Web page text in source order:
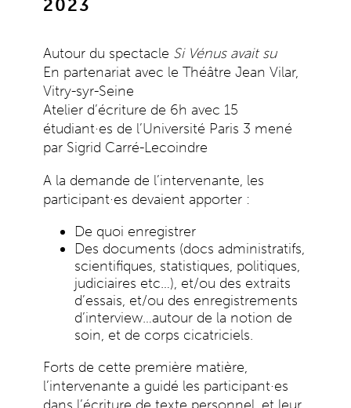
2023
Autour du spectacle Si Vénus avait su
En partenariat avec le Théâtre Jean Vilar,
Vitry-syr-Seine
Atelier d’écriture de 6h avec 15
étudiant·es de l’Université Paris 3 mené
par Sigrid Carré-Lecoindre
A la demande de l’intervenante, les
participant·es devaient apporter :
De quoi enregistrer
Des documents (docs administratifs,
scientifiques, statistiques, politiques,
judiciaires etc…), et/ou des extraits
d’essais, et/ou des enregistrements
d’interview…autour de la notion de
soin, et de corps cicatriciels.
Forts de cette première matière,
l’intervenante a guidé les participant·es